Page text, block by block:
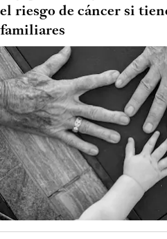
el riesgo de cáncer si
familiares